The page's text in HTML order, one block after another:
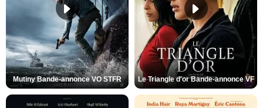
Mutiny Bande-annonce VO STFR Le Triangle d'or Bande-annonce VF